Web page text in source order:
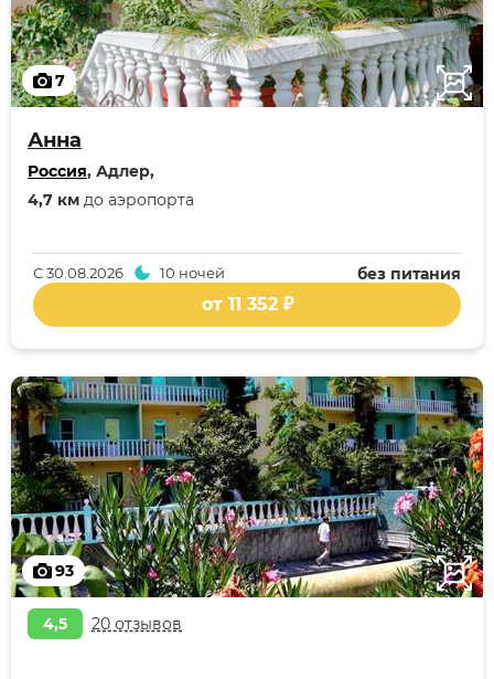
7
Анна
Россия, Адлер,
4,7 км до аэропорта
без питания
С30.08.2026 10 ночей
от 11 352 ₽
93
4,5 20 отзывов